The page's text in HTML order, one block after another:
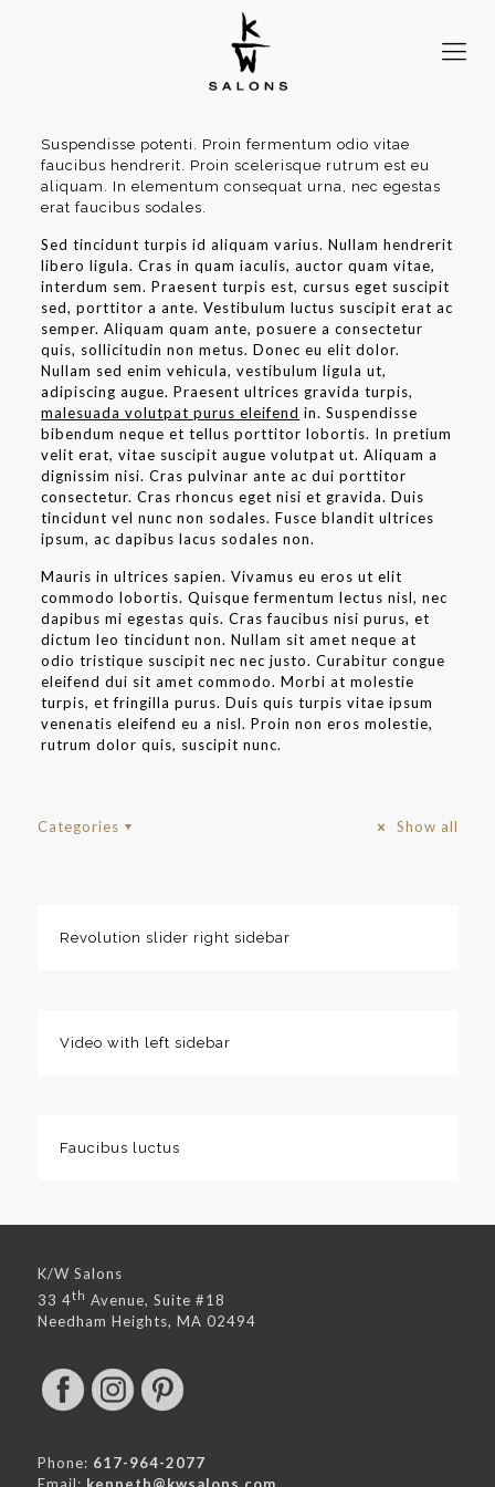
Suspendisse potenti. Proin fermentum odio vitae
faucibus hendrerit. Proin scelerisque rutrum est eu
aliquam. In elementum consequat urna, nec egestas
erat faucibus sodales.
Sed tincidunt turpis id aliquam varius. Nullam hendrerit
libero ligula. Cras in quam iaculis, auctor quam vitae,
interdum sem. Praesent turpis est, cursus eget suscipit
sed, porttitor a ante. Vestibulum luctus suscipit erat ac
semper. Aliquam quam ante, posuere a consectetur
quis, sollicitudin non metus. Donec eu elit dolor.
Nullam sed enim vehicula, vestibulum ligula ut,
adipiscing augue. Praesent ultrices gravida turpis,
malesuada volutpat purus eleifend in. Suspendisse
bibendum neque et tellus porttitor lobortis. In pretium
velit erat, vitae suscipit augue volutpat ut. Aliquam a
dignissim nisi. Cras pulvinar ante ac dui porttitor
consectetur. Cras rhoncus eget nisi et gravida. Duis
tincidunt vel nunc non sodales. Fusce blandit ultrices
ipsum, ac dapibus lacus sodales non.
Mauris in ultrices sapien. Vivamus eu eros ut elit
commodo lobortis. Quisque fermentum lectus nisl, nec
dapibus mi egestas quis. Cras faucibus nisi purus, et
dictum leo tincidunt non. Nullam sit amet neque at
odio tristique suscipit nec nec justo. Curabitur congue
eleifend dui sit amet commodo. Morbi at molestie
turpis, et fringilla purus. Duis quis turpis vitae ipsum
venenatis eleifend eu a nisl. Proin non eros molestie,
rutrum dolor quis, suscipit nunc.
Categories Show all
Revolution slider right sidebar
Video with left sidebar
Faucibus luctus
K/W Salons
33 4th Avenue, Suite #18
Needham Heights, MA 02494
Phone: 617-964-2077